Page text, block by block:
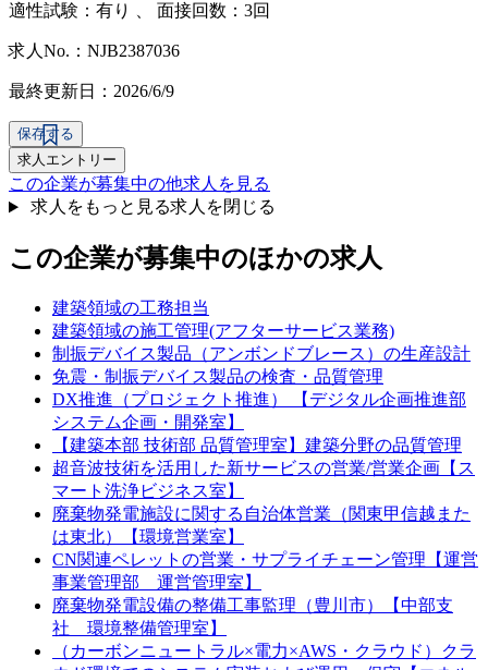
適性試験： 有り 、 面接回数：3回
求人No.：NJB2387036
最終更新日：2026/6/9
保存する
求人エントリー
この企業が募集中の他求人を見る
求人をもっと見る求人を閉じる
この企業が募集中のほかの求人
建築領域の工務担当
建築領域の施工管理(アフターサービス業務)
制振デバイス製品（アンボンドブレース）の生産設計
免震・制振デバイス製品の検査・品質管理
DX推進（プロジェクト推進） 【デジタル企画推進部
システム企画・開発室】
【建築本部 技術部 品質管理室】建築分野の品質管理
超音波技術を活用した新サービスの営業/営業企画【ス
マート洗浄ビジネス室】
廃棄物発電施設に関する自治体営業（関東甲信越また
は東北）【環境営業室】
CN関連ペレットの営業・サプライチェーン管理【運営
事業管理部 運営管理室】
廃棄物発電設備の整備工事監理（豊川市）【中部支
社 環境整備管理室】
（カーボンニュートラル×電力×AWS・クラウド）クラ